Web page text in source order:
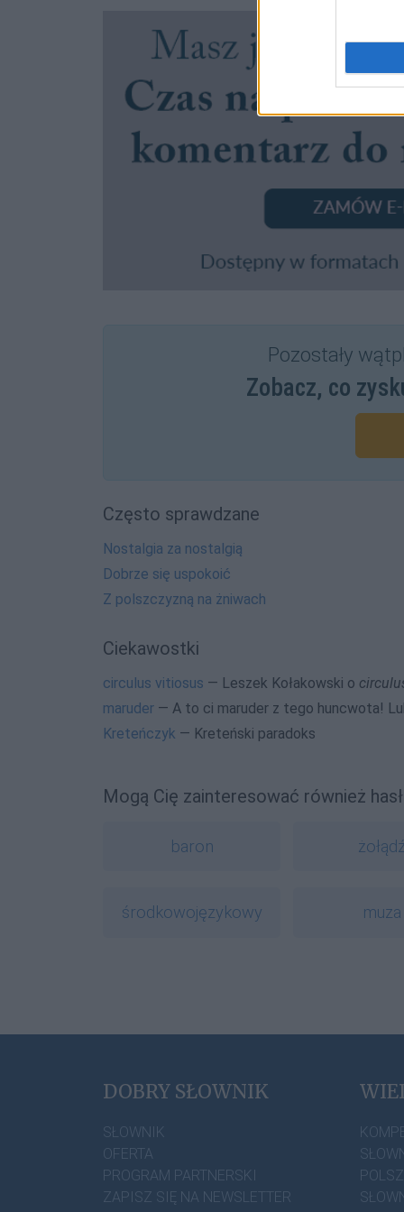
Pozostały
Zobacz, co
Często sprawdzane
Nostalgia za nostalgią
Dobrze się uspokoić
Z polszczyzną na żniwach
Ciekawostki
circulus vitiosus — Leszek Kołakowski o
maruder — A to ci maruder z tego huncwota!
Kreteńczyk — Kreteński paradoks
Mogą Cię zainteresować również
baron żołądź
środkowojęzykowy muza
DOBRY SŁOWNIK
SŁOWNIK
OFERTA
PROGRAM PARTNERSKI
ZAPISZ SIĘ NA NEWSLETTER